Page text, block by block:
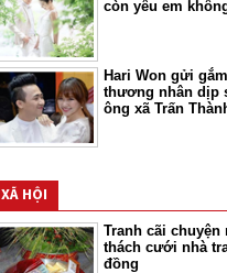
còn yêu em
Hari Won gửi
thương nhân dịp
ông xã Trấn
XÃ HỘI
Tranh cãi chuyện
thách cưới nhà
đồng